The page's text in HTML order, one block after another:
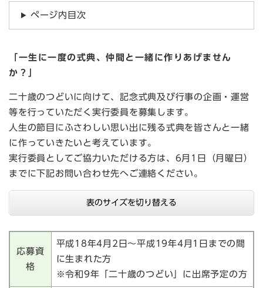
ページ内目次
「一生に一度の式典、仲間と一緒に作りあげません
か？」
二十歳のつどいに向けて、記念式典及び行事の企画・運営
等を行っていただく実行委員を募集します。
人生の節目にふさわしい思い出に残る式典を皆さんと一緒
に作っていきたいと考えています。
実行委員としてご協力いただける方は、6月1日（月曜日）
までに下記お問い合わせ先へご連絡ください。
表のサイズを切り替える
応募資
格
平成18年4月2日～平成19年4月1日までの間
に生まれた方
※令和9年「二十歳のつどい」に出席予定の方